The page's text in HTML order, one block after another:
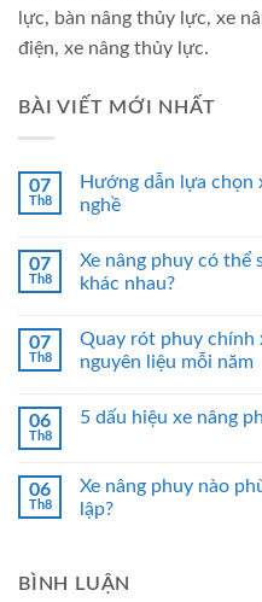
lực, bàn nâng thủy lực, xe
điện, xe nâng thủy lực.
BÀI VIẾT MỚI NHẤT
07
Th8
Hướng dẫn lựa chọn
nghề
07
Th8
Xe nâng phuy có thể
khác nhau?
07
Th8
Quay rót phuy chính
nguyên liệu mỗi năm
06
Th8
5 dấu hiệu xe nâng
06
Th8
Xe nâng phuy nào
lập?
BÌNH LUẬN